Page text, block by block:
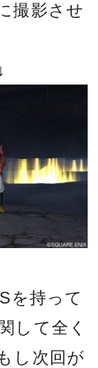
撮影させ
を持って
して全く
し次回が